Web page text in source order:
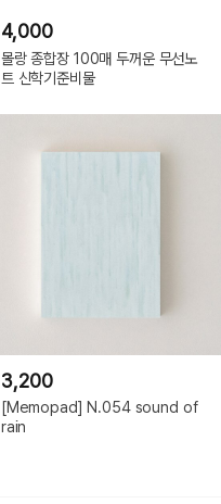
4,000
몰랑 종합장 100매 두꺼운 무선노
트 신학기준비물
3,200
[Memopad] N.054 sound of
rain